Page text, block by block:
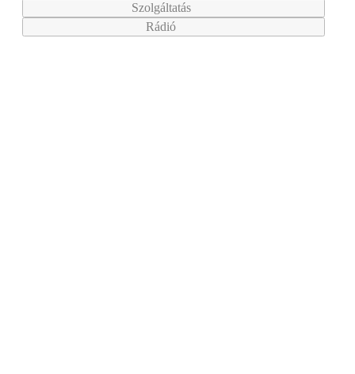
Szolgáltatás
Rádió